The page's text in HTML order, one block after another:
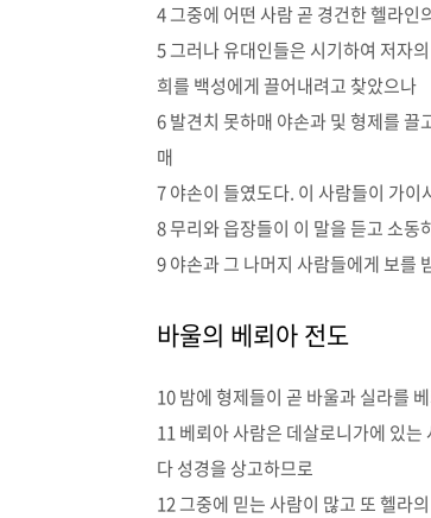
4 그중에 어떤 사람 곧 경건한 헬라
5 그러나 유대인들은 시기하여 저자
희를 백성에게 끌어내려고 찾았으나
6 발견치 못하매 야손과 및 형제를 끌
매
7 야손이 들였도다. 이 사람들이 가이
8 무리와 읍장들이 이 말을 듣고 소동
9 야손과 그 나머지 사람들에게 보를
바울의 베뢰아 전도
10 밤에 형제들이 곧 바울과 실라를
11 베뢰아 사람은 데살로니가에 있
다 성경을 상고하므로
12 그중에 믿는 사람이 많고 또 헬라